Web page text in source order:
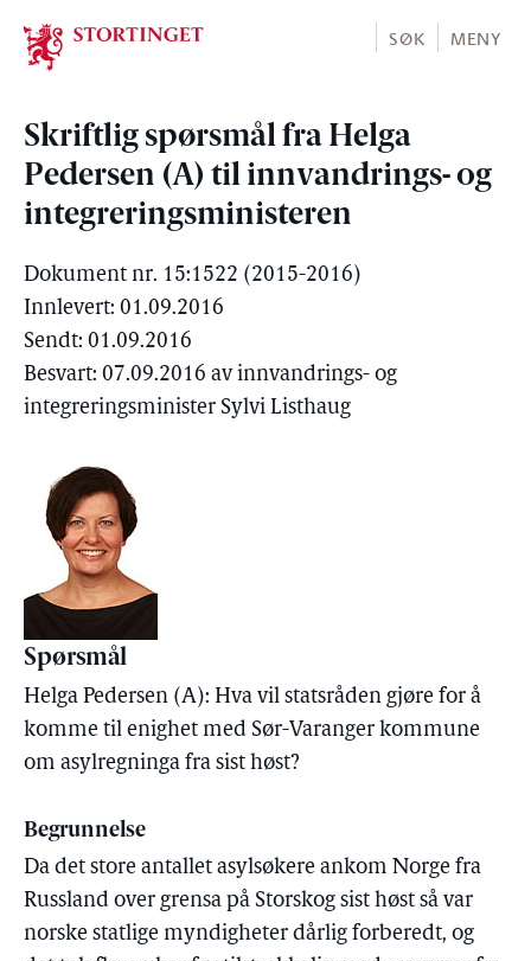
Stortinget.no
SØK MENY
Skriftlig spørsmål fra Helga
Pedersen (A) til innvandrings- og
integreringsministeren
Dokument nr. 15:1522 (2015-2016)
Innlevert: 01.09.2016
Sendt: 01.09.2016
Besvart: 07.09.2016 av innvandrings- og
integreringsminister Sylvi Listhaug
Spørsmål
Helga Pedersen (A): Hva vil statsråden gjøre for å
komme til enighet med Sør-Varanger kommune
om asylregninga fra sist høst?
Begrunnelse
Da det store antallet asylsøkere ankom Norge fra
Russland over grensa på Storskog sist høst så var
norske statlige myndigheter dårlig forberedt, og